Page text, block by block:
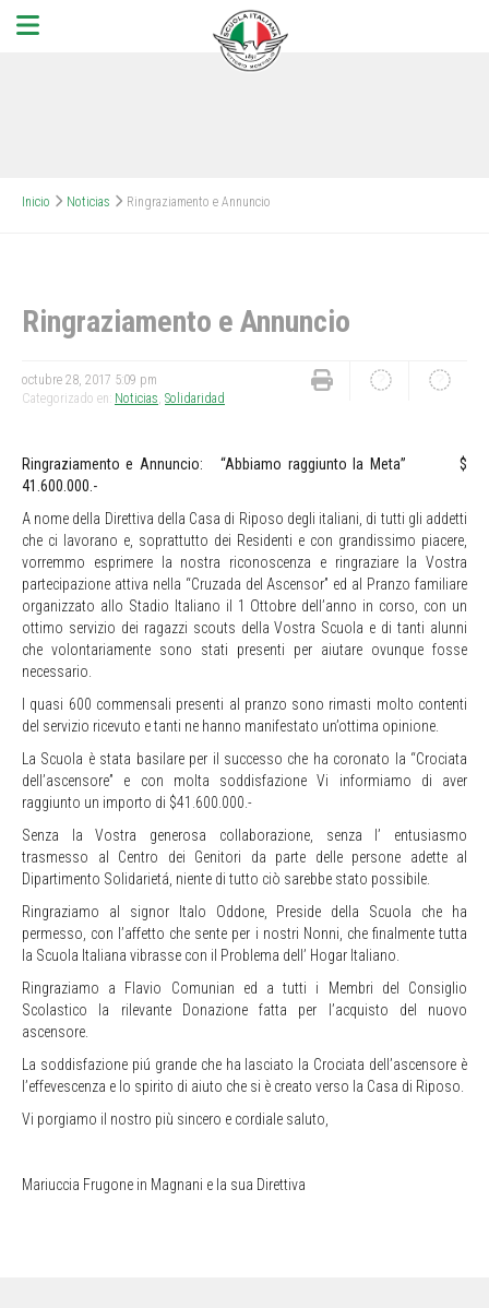
Inicio Noticias Ringraziamento e Annuncio
Ringraziamento e Annuncio
octubre 28, 2017 5:09 pm
Categorizado en: Noticias Solidaridad
Ringraziamento e Annuncio: “Abbiamo raggiunto la Meta” $
41.600.000.-
A nome della Direttiva della Casa di Riposo degli italiani, di tutti gli addetti
che ci lavorano e, soprattutto dei Residenti e con grandissimo piacere,
vorremmo esprimere la nostra riconoscenza e ringraziare la Vostra
partecipazione attiva nella “Cruzada del Ascensor” ed al Pranzo familiare
organizzato allo Stadio Italiano il 1 Ottobre dell’anno in corso, con un
ottimo servizio dei ragazzi scouts della Vostra Scuola e di tanti alunni
che volontariamente sono stati presenti per aiutare ovunque fosse
necessario.
I quasi 600 commensali presenti al pranzo sono rimasti molto contenti
del servizio ricevuto e tanti ne hanno manifestato un’ottima opinione.
La Scuola è stata basilare per il successo che ha coronato la “Crociata
dell’ascensore” e con molta soddisfazione Vi informiamo di aver
raggiunto un importo di $41.600.000.-
Senza la Vostra generosa collaborazione, senza l’ entusiasmo
trasmesso al Centro dei Genitori da parte delle persone adette al
Dipartimento Solidarietá, niente di tutto ciò sarebbe stato possibile.
Ringraziamo al signor Italo Oddone, Preside della Scuola che ha
permesso, con l’affetto che sente per i nostri Nonni, che finalmente tutta
la Scuola Italiana vibrasse con il Problema dell’ Hogar Italiano.
Ringraziamo a Flavio Comunian ed a tutti i Membri del Consiglio
Scolastico la rilevante Donazione fatta per l’acquisto del nuovo
ascensore.
La soddisfazione piú grande che ha lasciato la Crociata dell’ascensore è
l’effevescenza e lo spirito di aiuto che si è creato verso la Casa di Riposo.
Vi porgiamo il nostro più sincero e cordiale saluto,
Mariuccia Frugone in Magnani e la sua Direttiva